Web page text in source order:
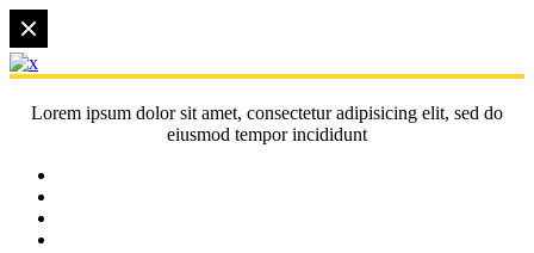
Lorem ipsum dolor sit amet, consectetur adipisicing elit, sed do
eiusmod tempor incididunt